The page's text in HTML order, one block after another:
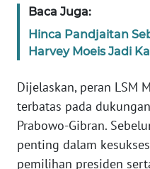
Baca Juga:
Hinca Pandjaitan
Harvey Moeis Jadi
Dijelaskan, peran LSM
terbatas pada
Prabowo-Gibran.
penting dalam
pemilihan presiden
WN
WN
BENGKULU
WN